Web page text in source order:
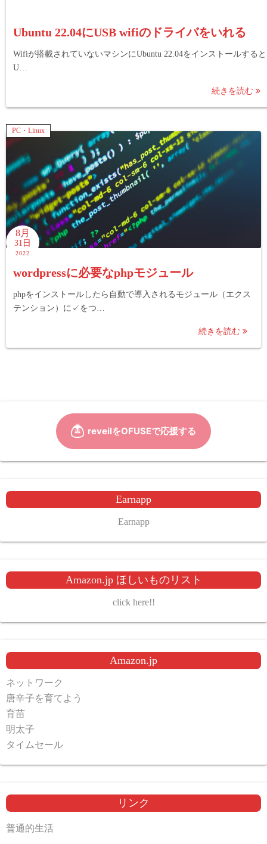
Ubuntu 22.04にUSB wifiのドライバをいれる
Wifiが搭載されていないマシンにUbuntu 22.04をインストールすると
U…
続きを読む
PC・Linux
8月
31日
2022
wordpressに必要なphpモジュール
phpをインストールしたら自動で導入されるモジュール（エクス
テンション）に✓をつ…
続きを読む
Earnapp
Earnapp
Amazon.jp ほしいものリスト
click here!!
Amazon.jp
ネットワーク
唐辛子を育てよう
育苗
明太子
タイムセール
リンク
普通的生活